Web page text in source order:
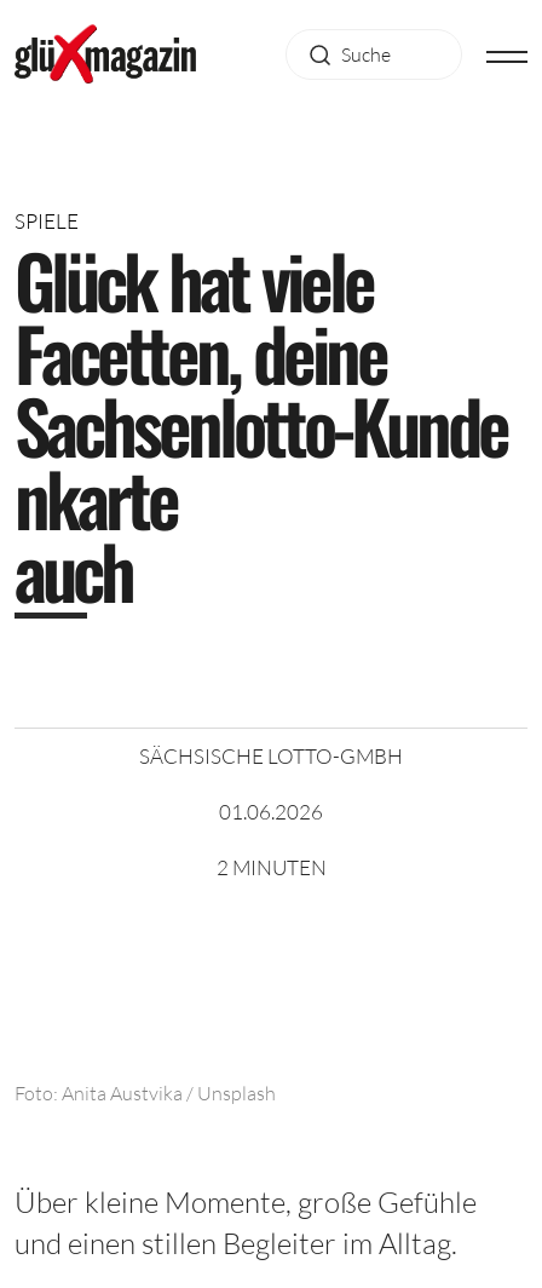
SPIELE
Glückhatviele
Facetten,deine
Sachsenlotto-Kunde
nkarte
auch
SÄCHSISCHE LOTTO-GMBH
01.06.2026
2 MINUTEN
Foto: Anita Austvika / Unsplash
Über kleine Momente, große Gefühle
und einen stillen Begleiter im Alltag.